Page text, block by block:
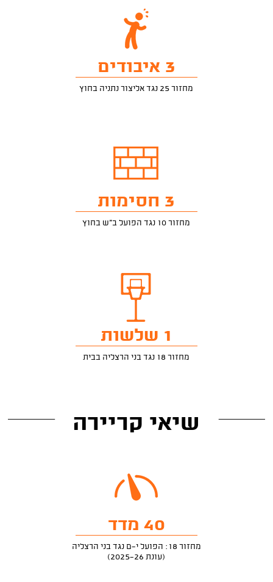
3 איבודים
מחזור 25 נגד אליצור נתניה בחוץ
3 חסימות
מחזור 10 נגד הפועל ב"ש בחוץ
1 שלשות
מחזור 18 נגד בני הרצליה בבית
שיאי קריירה
40 מדד
מחזור 18: הפועל י-ם נגד בני הרצליה
(עונת 2025-26)